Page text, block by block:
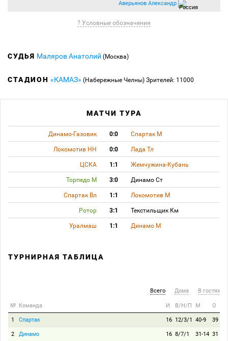
Аверьянов Александр
? Условные обозначения
СУДЬЯ Маляров Анатолий (Москва)
СТАДИОН «КАМАЗ» (Набережные Челны) Зрителей: 11000
МАТЧИ ТУРА
Динамо-Газовик 0:0 Спартак М
Локомотив НН 0:0 Лада Тл
ЦСКА 1:1 Жемчужина-Кубань
Торпедо М 3:0 Динамо Ст
Спартак Вл 1:1 Локомотив М
Ротор 3:1 Текстильщик Км
Уралмаш 1:1 Динамо М
ТУРНИРНАЯ ТАБЛИЦА
Всего Дома В гостях
№ Команда И В/Н/П М О
1 Спартак 16 12/3/1 40-9 39
2 Динамо 16 8/7/1 31-14 31